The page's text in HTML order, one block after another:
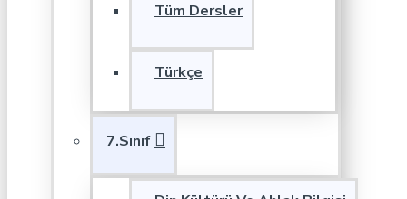
Tüm Dersler
Türkçe
7.Sınıf